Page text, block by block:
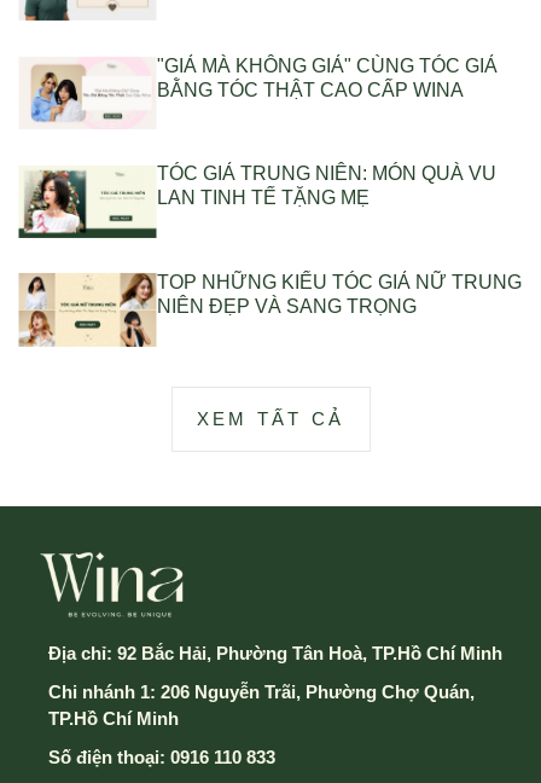
"GIẢ MÀ KHÔNG GIẢ" CÙNG TÓC GIẢ
BẰNG TÓC THẬT CAO CẤP WINA
TÓC GIẢ TRUNG NIÊN: MÓN QUÀ VU
LAN TINH TẾ TẶNG MẸ
TOP NHỮNG KIỂU TÓC GIẢ NỮ TRUNG
NIÊN ĐẸP VÀ SANG TRỌNG
XEM TẤT CẢ
Địa chỉ: 92 Bắc Hải, Phường Tân Hoà, TP.Hồ Chí Minh
Chi nhánh 1: 206 Nguyễn Trãi, Phường Chợ Quán,
TP.Hồ Chí Minh
Số điện thoại: 0916 110 833